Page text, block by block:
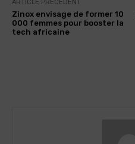
ARTICLE PRÉCÉDENT
Zinox envisage de former 10
000 femmes pour booster la
tech africaine